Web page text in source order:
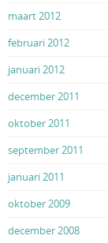
maart 2012
februari 2012
januari 2012
december 2011
oktober 2011
september 2011
januari 2011
oktober 2009
december 2008